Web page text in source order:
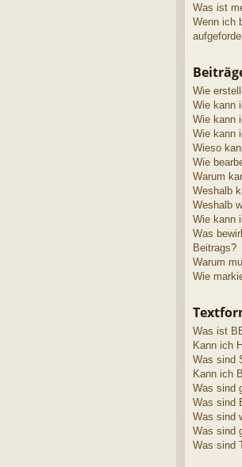
Was ist
Wenn ich
Wie
Wie kann
Wie kann
Wie kann
Wieso
Wie
Warum
Weshalb
Weshalb
Wie kann
Was
Beitrags?
Warum
Wie
Was ist
Kann ich
Was sind
Kann ich
Was sind
Was sind
Was sind
Was sind
Was sind